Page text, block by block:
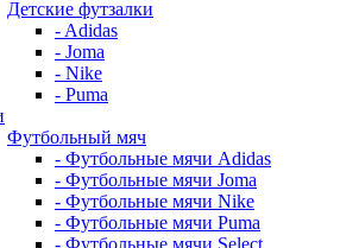
Детские футзалки
- Adidas
- Joma
- Nike
- Puma
Футбольный мяч
- Футбольные мячи Adidas
- Футбольные мячи Joma
- Футбольные мячи Nike
- Футбольные мячи Puma